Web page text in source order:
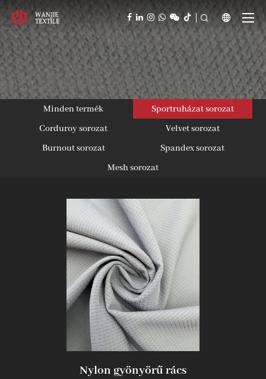
  
Ipari innovátor
Minden termék
Sportruházat sorozat
Corduroy sorozat
Velvet sorozat
Burnout sorozat
Spandex sorozat
Mesh sorozat
Nylon gyönyörű rács